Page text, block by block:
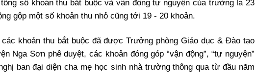
số khoản thu bắt buộc và vận động tự nguyện của trường là 23
gộp một số khoản thu nhỏ cũng tới 19 - 20 khoản.
khoản thu bắt buộc đã được Trưởng phòng Giáo dục & Đào tạo
Nga Sơn phê duyệt, các khoản đóng góp “vận động”, “tự nguyện”
ban đại diện cha mẹ học sinh nhà trường thông qua từ đầu năm